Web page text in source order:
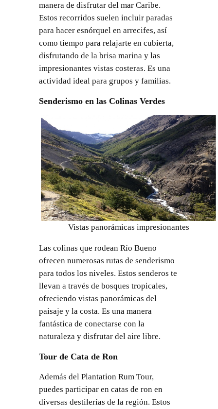
manera de disfrutar del mar Caribe.
Estos recorridos suelen incluir paradas
para hacer esnórquel en arrecifes, así
como tiempo para relajarte en cubierta,
disfrutando de la brisa marina y las
impresionantes vistas costeras. Es una
actividad ideal para grupos y familias.
Senderismo en las Colinas Verdes
Vistas panorámicas impresionantes
Las colinas que rodean Río Bueno
ofrecen numerosas rutas de senderismo
para todos los niveles. Estos senderos te
llevan a través de bosques tropicales,
ofreciendo vistas panorámicas del
paisaje y la costa. Es una manera
fantástica de conectarse con la
naturaleza y disfrutar del aire libre.
Tour de Cata de Ron
Además del Plantation Rum Tour,
puedes participar en catas de ron en
diversas destilerías de la región. Estos